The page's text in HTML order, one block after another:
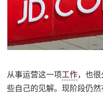
从事运营这一项工作，也
些自己的见解。现阶段仍